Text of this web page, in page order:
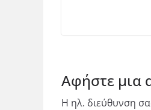
Αφήστε μια
Η ηλ. διεύθυνση